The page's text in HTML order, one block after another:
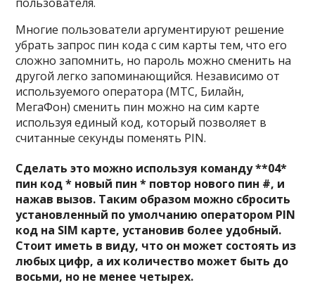
Многие пользователи аргументируют решение
убрать запрос пин кода с сим карты тем, что его
сложно запомнить, но пароль можно сменить на
другой легко запоминающийся. Независимо от
используемого оператора (МТС, Билайн,
МегаФон) сменить пин можно на сим карте
используя единый код, который позволяет в
считанные секунды поменять PIN.
Сделать это можно используя команду **04*
пин код * новый пин * повтор нового пин #, и
нажав вызов. Таким образом можно сбросить
установленный по умолчанию оператором PIN
код на SIM карте, установив более удобный.
Стоит иметь в виду, что он может состоять из
любых цифр, а их количество может быть до
восьми, но не менее четырех.